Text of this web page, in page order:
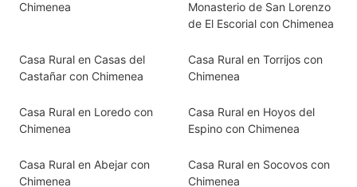
Chimenea
Monasterio de San Lorenzo
de El Escorial con Chimenea
Casa Rural en Casas del
Castañar con Chimenea
Casa Rural en Torrijos con
Chimenea
Casa Rural en Loredo con
Chimenea
Casa Rural en Hoyos del
Espino con Chimenea
Casa Rural en Abejar con
Chimenea
Casa Rural en Socovos con
Chimenea